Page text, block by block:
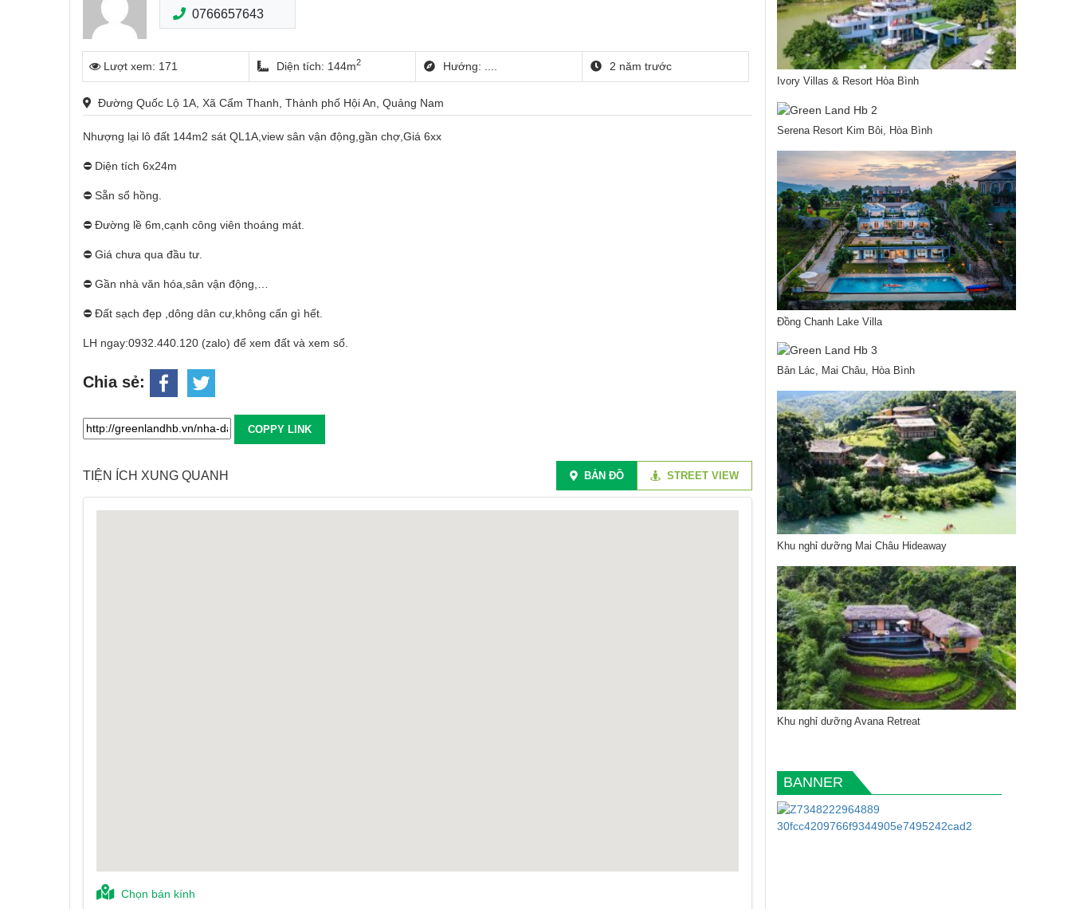
0766657643
Lượt xem: 171 Diện tích: 144m2 Hướng: .... 2 năm trước
Đường Quốc Lộ 1A, Xã Cẩm Thanh, Thành phố Hội An, Quảng Nam
Nhượng lại lô đất 144m2 sát QL1A,view sân vận động,gần chợ,Giá 6xx
⛔️ Diện tích 6x24m
⛔️ Sẵn sổ hồng.
⛔️ Đường lề 6m,cạnh công viên thoáng mát.
⛔️ Giá chưa qua đầu tư.
⛔️ Gần nhà văn hóa,sân vận động,…
⛔️ Đất sạch đẹp ,dông dân cư,không cấn gì hết.
LH ngay:0932.440.120 (zalo) để xem đất và xem sổ.
Chia sẻ:
COPPY LINK
TIỆN ÍCH XUNG QUANH BẢN ĐỒ STREET VIEW
Chọn bán kính
Ivory Villas & Resort Hòa Bình
Serena Resort Kim Bôi, Hòa Bình
Đồng Chanh Lake Villa
Bản Lác, Mai Châu, Hòa Bình
Khu nghỉ dưỡng Mai Châu Hideaway
Khu nghỉ dưỡng Avana Retreat
BANNER